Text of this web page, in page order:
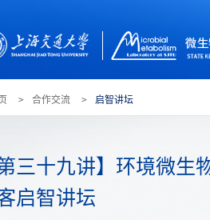
合作交流 启智讲坛
第三十九讲】环境微
启智讲坛